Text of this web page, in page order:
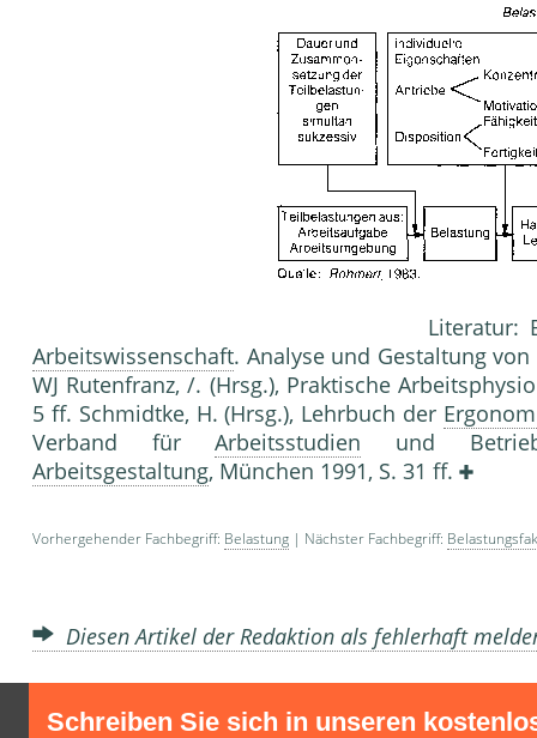
Literatur: Bokranz,
Arbeitswissenschaft. Analyse und Gestaltung von
WJ Rutenfranz, /. (Hrsg.), Praktische
5 ff. Schmidtke, H. (Hrsg.), Lehrbuch der
Verband fürArbeitsstudien und
Arbeitsgestaltung, München 1991, S. 31 ff.
Vorhergehender Fachbegriff: Belastung | Nächster Fachbegriff:
Diesen Artikel der Redaktion als fehlerhaft
Schreiben Sie sich in unseren